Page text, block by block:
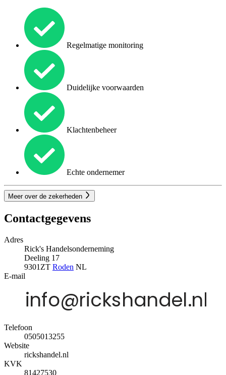
Regelmatige monitoring
Duidelijke voorwaarden
Klachtenbeheer
Echte ondernemer
Meer over de zekerheden
Contactgegevens
Adres
Rick's Handelsonderneming
Deeling 17
9301ZT Roden NL
E-mail
Telefoon
0505013255
Website
rickshandel.nl
KVK
81427530